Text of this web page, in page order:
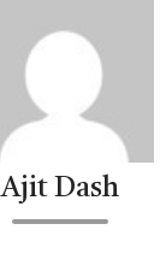
Ajit Dash